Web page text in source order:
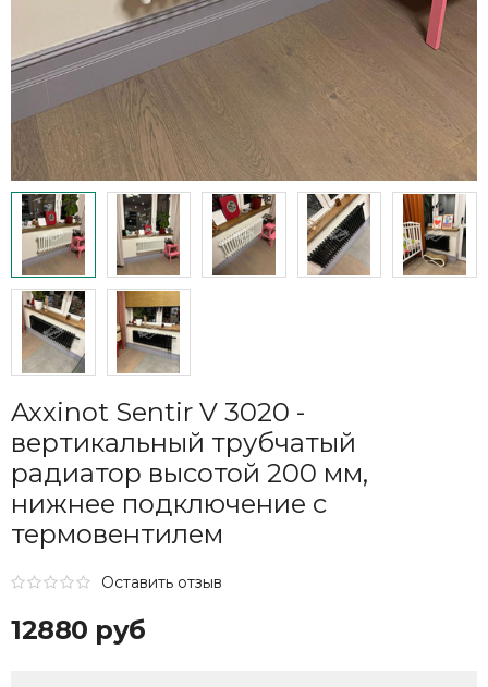
Axxinot Sentir V 3020 -
вертикальный трубчатый
радиатор высотой 200 мм,
нижнее подключение с
термовентилем
Оставить отзыв
12880 руб